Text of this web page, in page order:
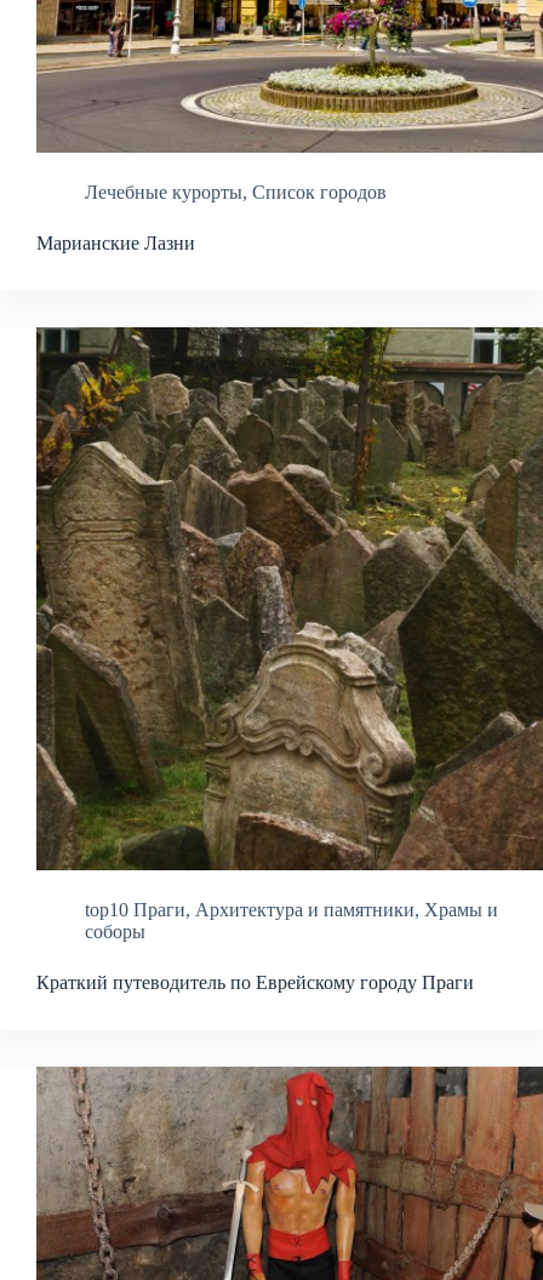
Лечебные курорты, Список городов
Марианские Лазни
top10 Праги, Архитектура и памятники, Храмы и
соборы
Краткий путеводитель по Еврейскому городу Праги